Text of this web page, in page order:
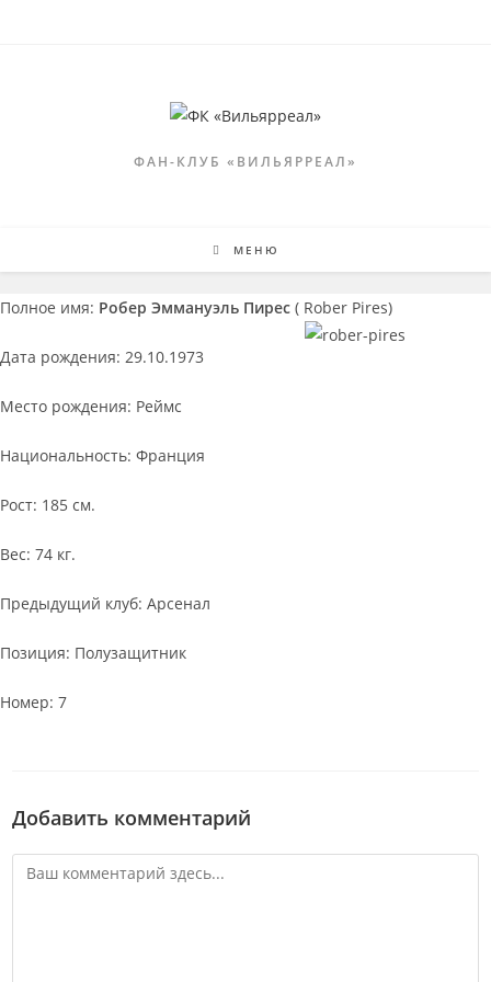
ФАН-КЛУБ «ВИЛЬЯРРЕАЛ»
МЕНЮ
Полное имя: Робер Эммануэль Пирес ( Rober Pires)
Дата рождения: 29.10.1973
Место рождения: Реймс
Национальность: Франция
Рост: 185 см.
Вес: 74 кг.
Предыдущий клуб: Арсенал
Позиция: Полузащитник
Номер: 7
Добавить комментарий
Комментарий